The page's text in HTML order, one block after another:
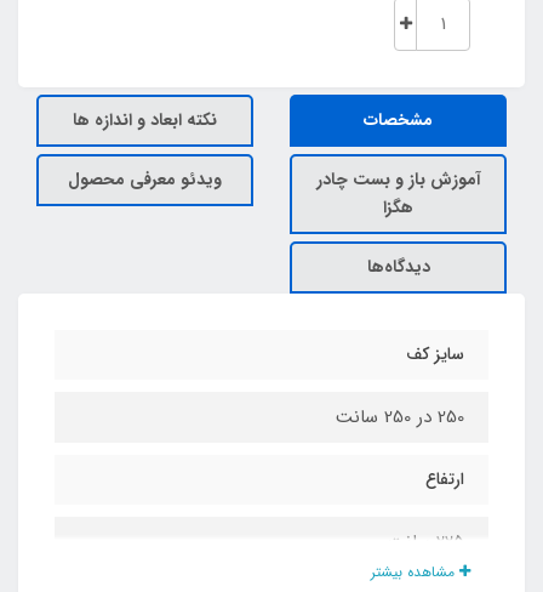
مشخصات نکته ابعاد و اندازه ها
آموزش باز و بست چادر
هگزا
ویدئو معرفی محصول
دیدگاه‌ها
سایز کف
250 در 250 سانت
ارتفاع
2۲۵ سانت
مشاهده بیشتر